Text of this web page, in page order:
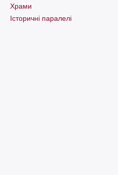
Храми
Історичні паралелі